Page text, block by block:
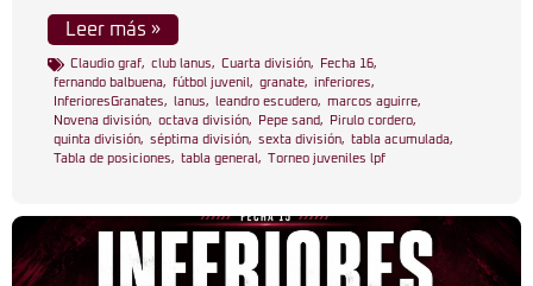
Leer más »
Claudio graf, club lanus, Cuarta división, Fecha 16,
fernando balbuena, fútbol juvenil , granate, inferiores,
InferioresGranates, lanus, leandro escudero, marcos aguirre,
Novena división, octava división, Pepe sand, Pirulo cordero,
quinta división, séptima división, sexta división, tabla acumulada,
Tabla de posiciones, tabla general , Torneo juveniles lpf